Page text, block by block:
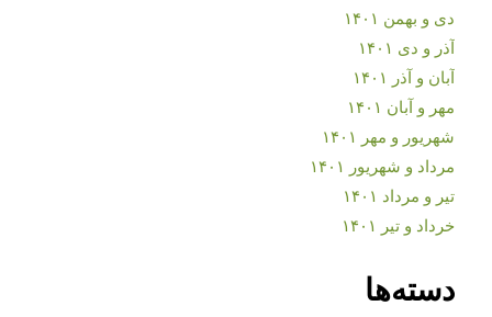
دی و بهمن ۱۴۰۱
آذر و دی ۱۴۰۱
آبان و آذر ۱۴۰۱
مهر و آبان ۱۴۰۱
شهریور و مهر ۱۴۰۱
مرداد و شهریور ۱۴۰۱
تیر و مرداد ۱۴۰۱
خرداد و تیر ۱۴۰۱
دسته‌ها